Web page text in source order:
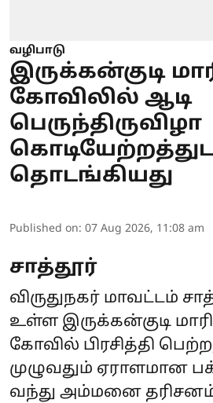
வழிபாடு
இருக்கன்குடி
கோவிலில் ஆடி
பெருந்திருவிழா
தொடங்கியது
Published on: 07 Aug 2026, 11:08 am
சாத்தூர்
விருதுநகர் மாவட்டம்
உள்ள இருக்கன்குடி
கோவில் பிரசித்தி
முழுவதும் ஏராளமான
வந்து அம்மனை